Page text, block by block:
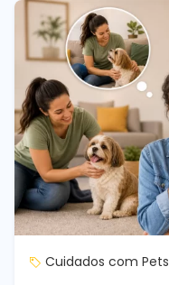
Cuidados com Pets